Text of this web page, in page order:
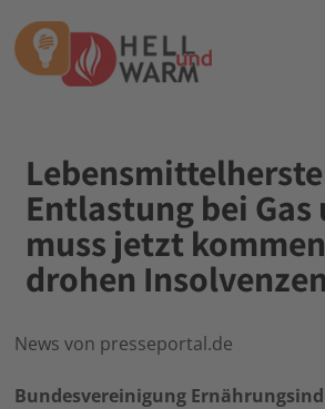
Entlastung bei
muss jetzt
drohen
News von presseportal.de
Bundesvereinigung